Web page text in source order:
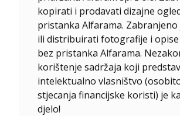
kopirati i prodavati dizajne
pristanka Alfarama.
ili distribuirati fotografije i opise
bez pristanka Alfarama.
korištenje sadržaja koji
intelektualno vlasništvo
stjecanja financijske koristi) je
djelo!